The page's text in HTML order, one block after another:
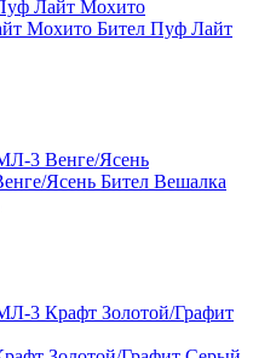
Бител Пуф Лайт
Бител Вешалка